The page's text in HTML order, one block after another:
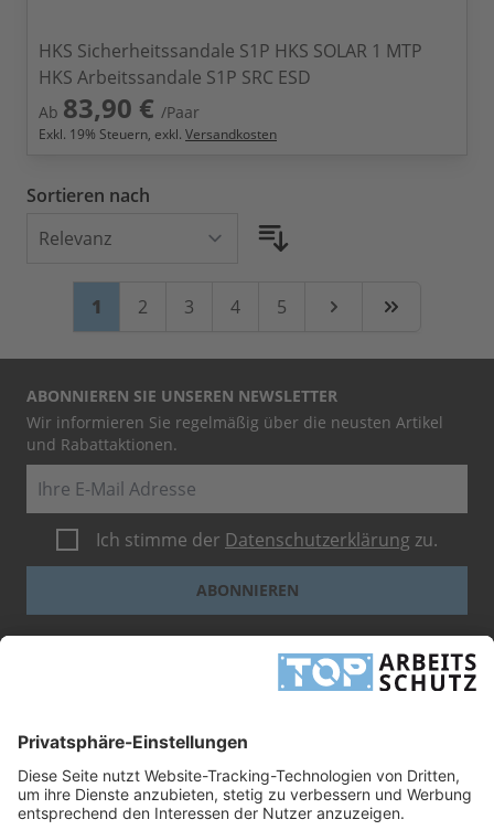
HKS Sicherheitssandale S1P HKS SOLAR 1 MTP
HKS Arbeitssandale S1P SRC ESD
Ab 83,90 € /Paar
Exkl. 19% Steuern, exkl. Versandkosten
Sortieren nach
Sie lesen gerade Seite
1 Seite
2 Seite
3 Seite
4 Seite
5 Weiter Zuletzt
ABONNIEREN SIE UNSEREN NEWSLETTER
Wir informieren Sie regelmäßig über die neusten Artikel
und Rabattaktionen.
Ich stimme der Datenschutzerklärung zu.
ABONNIEREN
Dieses Formular ist durch reCAPTCHA geschützt - es gelten dieGoogle-
-Geschäftsbedingungen.
UNTERNEHMEN
RECHTLICHES
TOP ARBEITSSCHUTZ GMBH